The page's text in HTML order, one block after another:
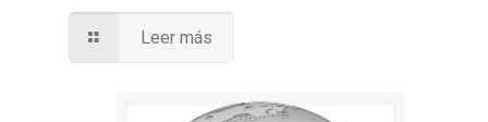
Leer más